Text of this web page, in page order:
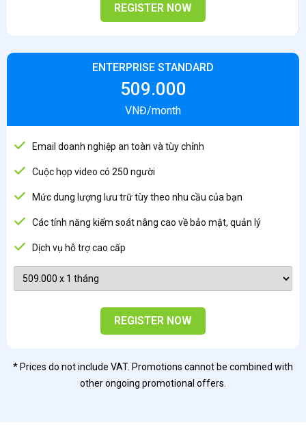
REGISTER NOW
ENTERPRISE STANDARD
509.000
VNĐ/month
Email doanh nghiệp an toàn và tùy chỉnh
Cuộc họp video có 250 người
Mức dung lượng lưu trữ tùy theo nhu cầu của bạn
Các tính năng kiểm soát nâng cao về bảo mật, quản lý
Dịch vụ hỗ trợ cao cấp
REGISTER NOW
* Prices do not include VAT. Promotions cannot be combined with
other ongoing promotional offers.